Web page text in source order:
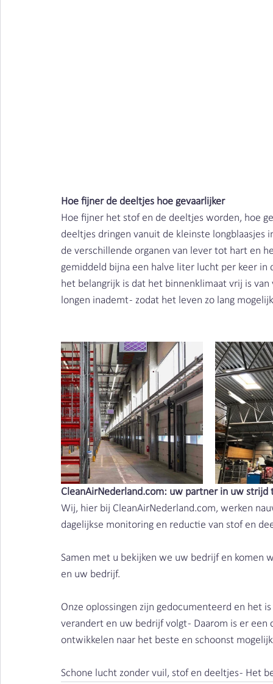
Hoe fijner de deeltjes hoe gevaarlijker
Hoe fijner het stof en de deeltjes worden, hoe
deeltjes dringen vanuit de kleinste longblaasjes
de verschillende organen van lever tot hart en
gemiddeld bijna een halve liter lucht per keer
het belangrijk is dat het binnenklimaat vrij is
longen inademt - zodat het leven zo lang
CleanAirNederland.com: uw partner in uw strijd
Wij, hier bij CleanAirNederland.com, werken
dagelijkse monitoring en reductie van stof en
Samen met u bekijken we uw bedrijf en komen
en uw bedrijf.
Onze oplossingen zijn gedocumenteerd en het
verandert en uw bedrijf volgt - Daarom is er
ontwikkelen naar het beste en schoonst
Schone lucht zonder vuil, stof en deeltjes - Het